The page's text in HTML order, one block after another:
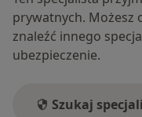
prywatnych. Możesz
znaleźć innego
ubezpieczenie.
Szukaj